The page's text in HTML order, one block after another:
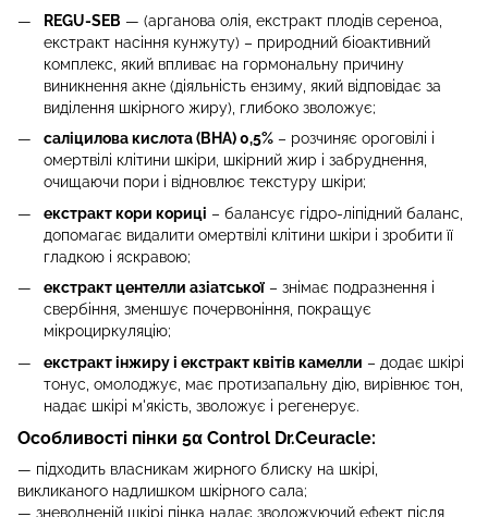
REGU-SEB — (арганова олія, екстракт плодів сереноа,
екстракт насіння кунжуту) – природний біоактивний
комплекс, який впливає на гормональну причину
виникнення акне (діяльність ензиму, який відповідає за
виділення шкірного жиру), глибоко зволожує;
саліцилова кислота (BHA) 0,5% – розчиняє ороговілі і
омертвілі клітини шкіри, шкірний жир і забруднення,
очищаючи пори і відновлює текстуру шкіри;
екстракт кори кориці – балансує гідро-ліпідний баланс,
допомагає видалити омертвілі клітини шкіри і зробити її
гладкою і яскравою;
екстракт центелли азіатської – знімає подразнення і
свербіння, зменшує почервоніння, покращує
мікроциркуляцію;
екстракт інжиру і екстракт квітів камелли – додає шкірі
тонус, омолоджує, має протизапальну дію, вирівнює тон,
надає шкірі м'якість, зволожує і регенерує.
Особливості пінки 5α Control Dr.Ceuracle:
— підходить власникам жирного блиску на шкірі,
викликаного надлишком шкірного сала;
— зневодненій шкірі пінка надає зволожуючий ефект після